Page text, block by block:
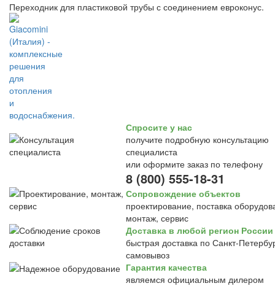
Переходник для пластиковой трубы с соединением евроконус.
Спросите у нас
получите подробную консультацию
специалиста
или оформите заказ по телефону
8 (800) 555-18-31
Сопровождение объектов
проектирование, поставка
монтаж, сервис
Доставка в любой регион России
быстрая доставка по Санкт-
самовывоз
Гарантия качества
являемся официальным дилером